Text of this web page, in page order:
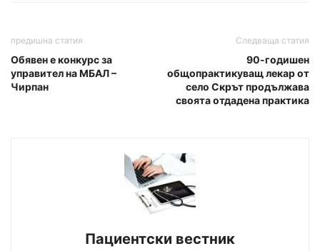
предишна статия
Обявен е конкурс за
управител на МБАЛ –
Чирпан
Следваща статия
90-годишен
общопрактикуващ лекар от
село Скрът продължава
своята отдадена практика
Пациентски вестник